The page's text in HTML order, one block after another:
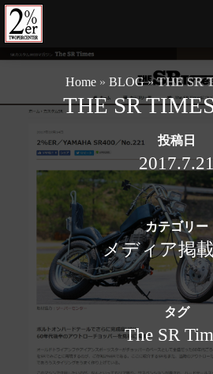
コ
ン
テ
の
Home» BLOG»THE SR
THE SR
投稿日
2017.7.21
カテゴリー
メディア掲
タグ
The SR